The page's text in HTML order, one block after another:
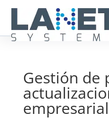
Gestión de